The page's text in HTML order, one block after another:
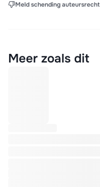
Meld schending auteursrecht
Meer zoals dit